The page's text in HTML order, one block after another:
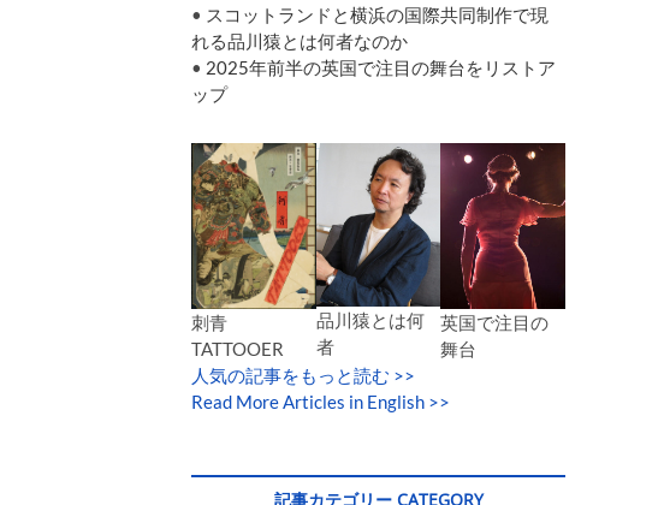
• スコットランドと横浜の国際共同制作で現
れる品川猿とは何者なのか
• 2025年前半の英国で注目の舞台をリストア
ップ
刺青
TATTOOER
品川猿とは何
者
英国で注目の
舞台
人気の記事をもっと読む >>
Read More Articles in English >>
記事カテゴリー CATEGORY